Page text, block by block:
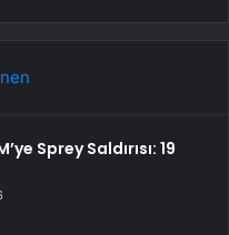
Sprey Saldırısı: 19